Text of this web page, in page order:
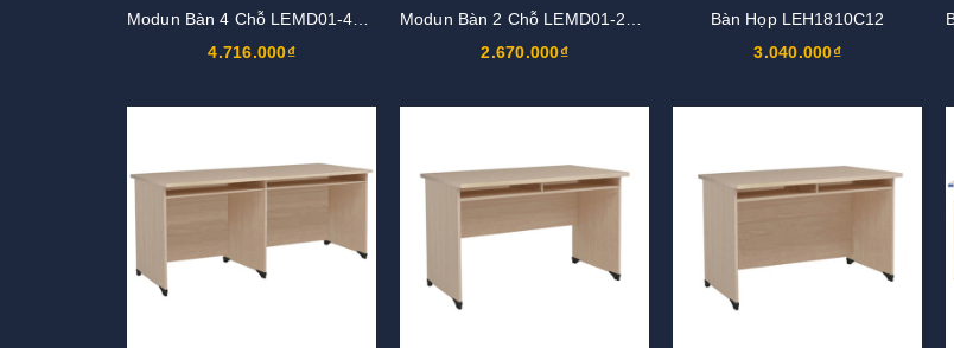
4.716.000₫
2.670.000₫
Bàn Họp LEH1810C12
3.040.000₫